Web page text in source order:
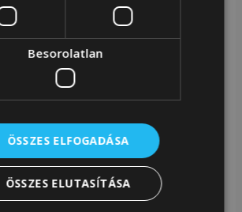
AGN-
Kiegészítők
Bőr Kulcstartó Brelok-
CRY-CRM-3890- Black
2 490Ft
Besorolatlan
ÖSSZES ELFOGADÁSA
ÖSSZES ELUTASÍTÁSA